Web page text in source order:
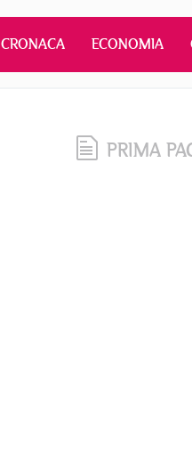
CRONACA ECONOMIA
PRIMA